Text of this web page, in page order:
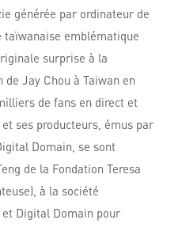
générée par ordinateur de
taïwanaise emblématique
surprise à la
Jay Chou à Taiwan en
de fans en direct et
ses producteurs, émus par
Domain, se sont
de la Fondation Teresa
à la société
Digital Domain pour